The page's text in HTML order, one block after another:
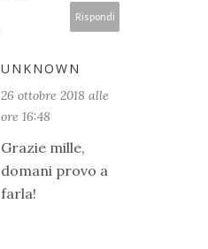
Rispondi
UNKNOWN
26 ottobre 2018 alle
ore 16:48
Grazie mille,
domani provo a
farla!